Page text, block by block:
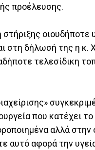
προέλευσης.
στη δήλωσή της η κ.
τελεσίδικη
που κατέχει
αλλά
αυτό αφορά την